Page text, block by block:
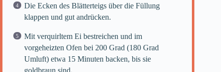
Die Ecken des Blätterteigs über die Füllung
klappen und gut andrücken.
Mit verquirltem Ei bestreichen und im
vorgeheizten Ofen bei 200 Grad (180 Grad
Umluft) etwa 15 Minuten backen, bis sie